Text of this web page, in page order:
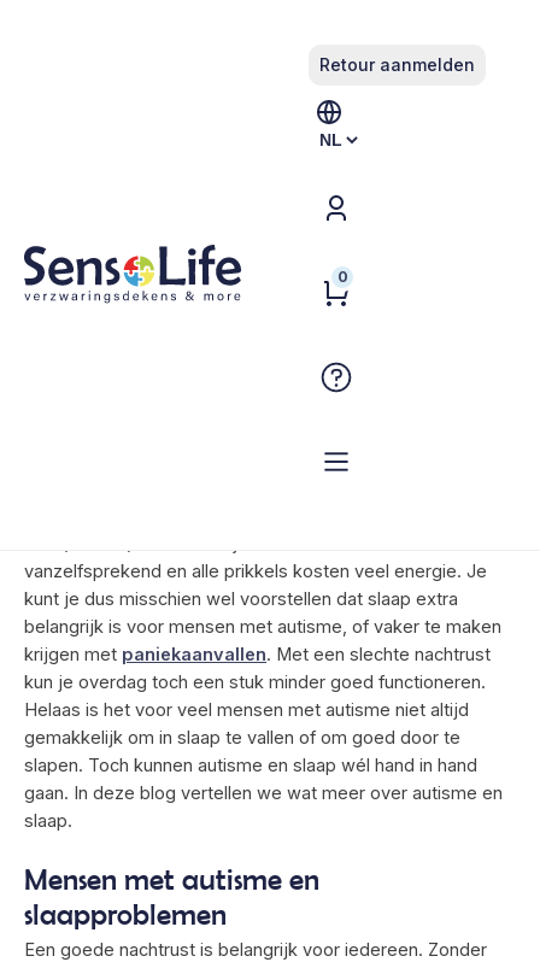
Retour aanmelden
Kies
taal
0
Autisme en slaap kunnen wél hand in hand
Autisme en slaap kunnen
wél hand in hand
gezien veel vaker last hebben van slaapproblemen dan
vanzelfsprekend en alle prikkels kosten veel energie. Je
kunt je dus misschien wel voorstellen dat slaap extra
belangrijk is voor mensen met autisme, of vaker te maken
krijgen met paniekaanvallen. Met een slechte nachtrust
kun je overdag toch een stuk minder goed functioneren.
Helaas is het voor veel mensen met autisme niet altijd
gemakkelijk om in slaap te vallen of om goed door te
slapen. Toch kunnen autisme en slaap wél hand in hand
gaan. In deze blog vertellen we wat meer over autisme en
slaap.
Mensen met autisme en
slaapproblemen
Een goede nachtrust is belangrijk voor iedereen. Zonder